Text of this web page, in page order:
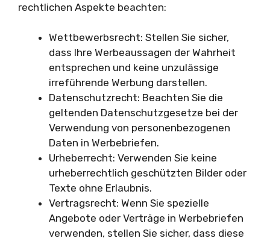
rechtlichen Aspekte beachten:
Wettbewerbsrecht: Stellen Sie sicher,
dass Ihre Werbeaussagen der Wahrheit
entsprechen und keine unzulässige
irreführende Werbung darstellen.
Datenschutzrecht: Beachten Sie die
geltenden Datenschutzgesetze bei der
Verwendung von personenbezogenen
Daten in Werbebriefen.
Urheberrecht: Verwenden Sie keine
urheberrechtlich geschützten Bilder oder
Texte ohne Erlaubnis.
Vertragsrecht: Wenn Sie spezielle
Angebote oder Verträge in Werbebriefen
verwenden, stellen Sie sicher, dass diese